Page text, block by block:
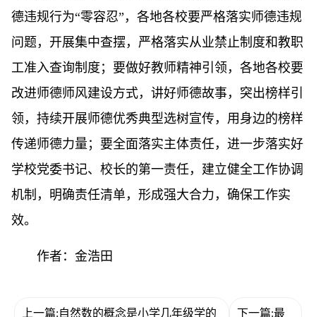
德违规行为“零容忍”，各地各校要严格落实师德违规
问题，开展集中查摆，严格落实从业禁止制度和教职
工准入查询制度；要做好教师精神引领，各地各校要
改进师德师风建设方式，讲好师德故事，突出榜样引
领，持续开展师德优秀典型选树宣传，用身边的榜样
传递师德力量；要全面落实主体责任，进一步落实好
学校党委书记、校长的第一责任，建立健全工作协调
机制，明确责任清单，形成强大合力，确保工作实
效。
作者：金浩田
上一篇:自然数的概念是小学几年级学的
下一篇:最